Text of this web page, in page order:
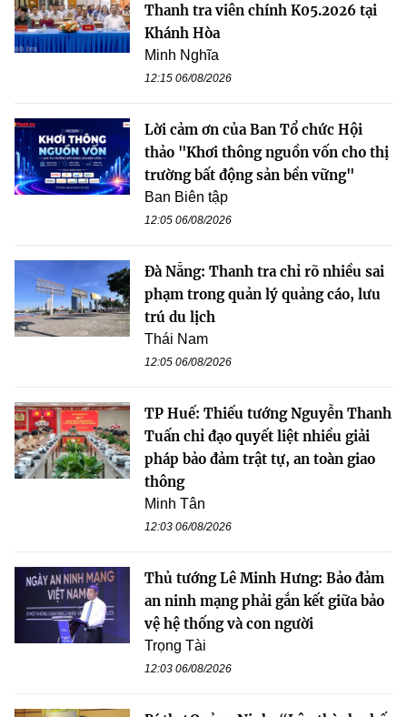
Thanh tra viên chính K05.2026 tại
Khánh Hòa
Minh Nghĩa
12:15 06/08/2026
Lời cảm ơn của Ban Tổ chức Hội
thảo "Khơi thông nguồn vốn cho thị
trường bất động sản bền vững"
Ban Biên tập
12:05 06/08/2026
Đà Nẵng: Thanh tra chỉ rõ nhiều sai
phạm trong quản lý quảng cáo, lưu
trú du lịch
Thái Nam
12:05 06/08/2026
TP Huế: Thiếu tướng Nguyễn Thanh
Tuấn chỉ đạo quyết liệt nhiều giải
pháp bảo đảm trật tự, an toàn giao
thông
Minh Tân
12:03 06/08/2026
Thủ tướng Lê Minh Hưng: Bảo đảm
an ninh mạng phải gắn kết giữa bảo
vệ hệ thống và con người
Trọng Tài
12:03 06/08/2026